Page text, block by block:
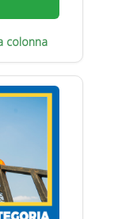
colonna